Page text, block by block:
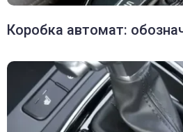
Коробка автомат: